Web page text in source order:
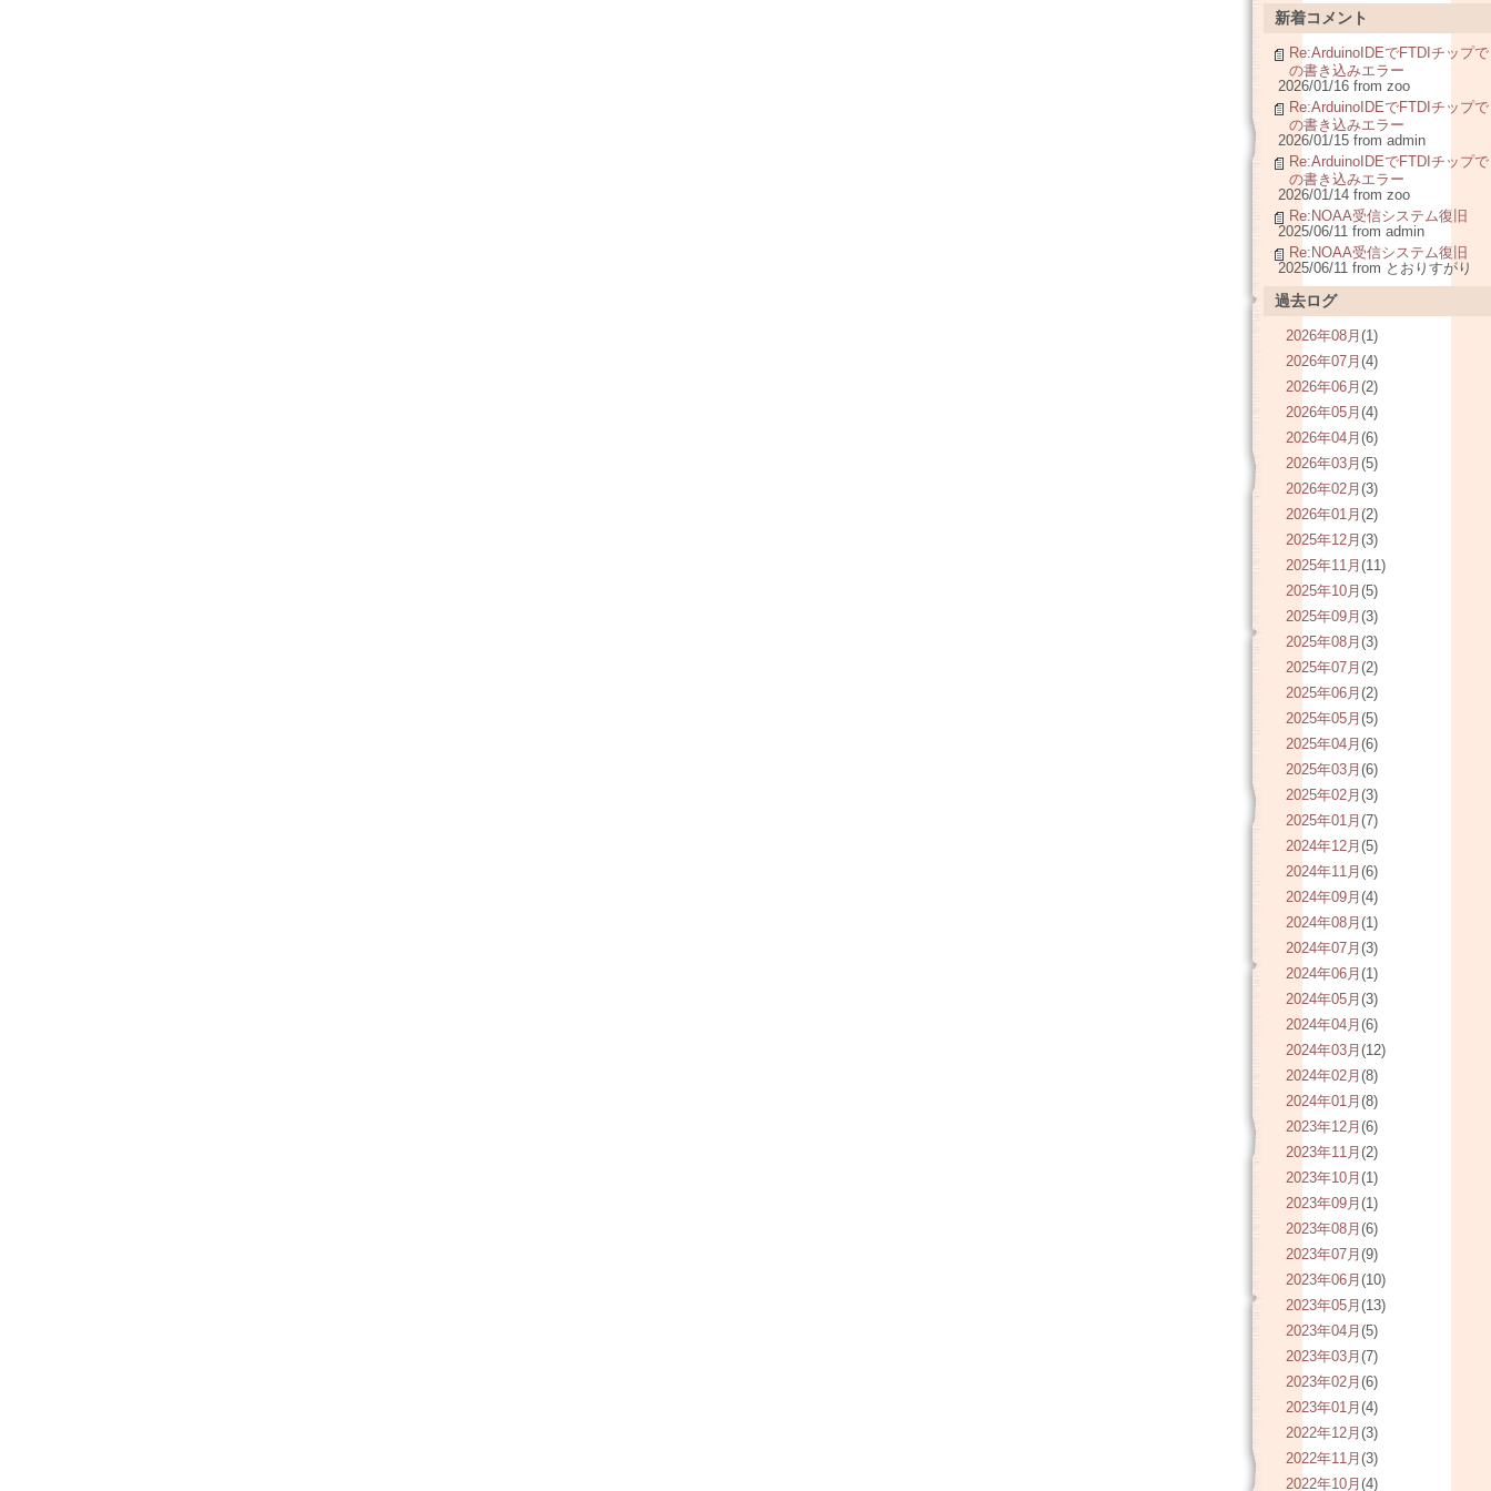
新着コメント
Re:ArduinoIDEでFTDIチップで
の書き込みエラー
2026/01/16 from zoo
Re:ArduinoIDEでFTDIチップで
の書き込みエラー
2026/01/15 from admin
Re:ArduinoIDEでFTDIチップで
の書き込みエラー
2026/01/14 from zoo
Re:NOAA受信システム復旧
2025/06/11 from admin
Re:NOAA受信システム復旧
2025/06/11 from とおりすがり
過去ログ
2026年08月 (1)
2026年07月 (4)
2026年06月 (2)
2026年05月 (4)
2026年04月 (6)
2026年03月 (5)
2026年02月 (3)
2026年01月 (2)
2025年12月 (3)
2025年11月 (11)
2025年10月 (5)
2025年09月 (3)
2025年08月 (3)
2025年07月 (2)
2025年06月 (2)
2025年05月 (5)
2025年04月 (6)
2025年03月 (6)
2025年02月 (3)
2025年01月 (7)
2024年12月 (5)
2024年11月 (6)
2024年09月 (4)
2024年08月 (1)
2024年07月 (3)
2024年06月 (1)
2024年05月 (3)
2024年04月 (6)
2024年03月 (12)
2024年02月 (8)
2024年01月 (8)
2023年12月 (6)
2023年11月 (2)
2023年10月 (1)
2023年09月 (1)
2023年08月 (6)
2023年07月 (9)
2023年06月 (10)
2023年05月 (13)
2023年04月 (5)
2023年03月 (7)
2023年02月 (6)
2023年01月 (4)
2022年12月 (3)
2022年11月 (3)
2022年10月 (4)